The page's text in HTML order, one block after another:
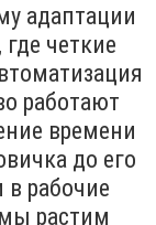
адаптации
четкие
работают
времени
до его
в рабочие
растим